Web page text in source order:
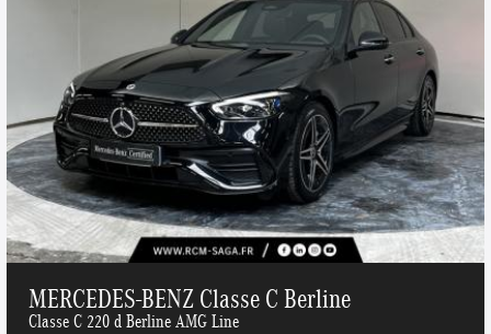
MERCEDES-BENZ Classe C Berline
Classe C 220 d Berline AMG Line